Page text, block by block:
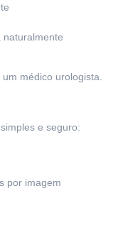
naturalmente
médico urologista.
e seguro:
por imagem